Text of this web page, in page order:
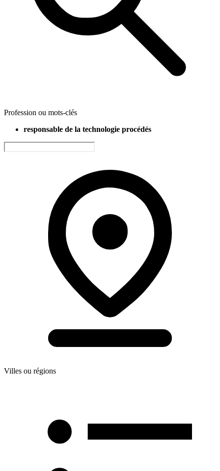
Profession ou mots-clés
responsable de la technologie procédés
Villes ou régions